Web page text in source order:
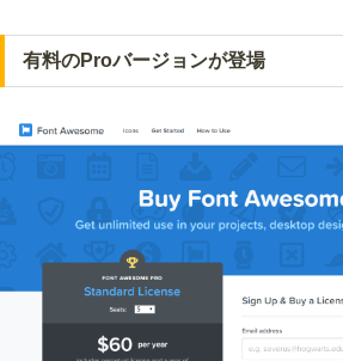
有料のProバージョンが登場